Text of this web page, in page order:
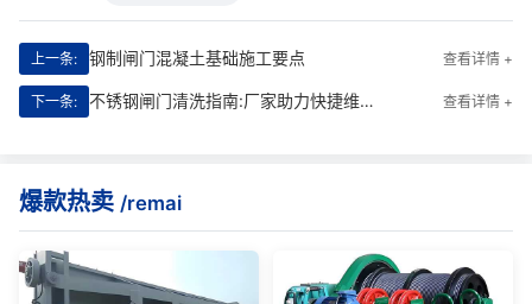
上一条: 钢制闸门混凝土基础施工要点 查看详情 +
下一条: 不锈钢闸门清洗指南:厂家助力快捷维护保养 查看详情 +
爆款热卖 /remai